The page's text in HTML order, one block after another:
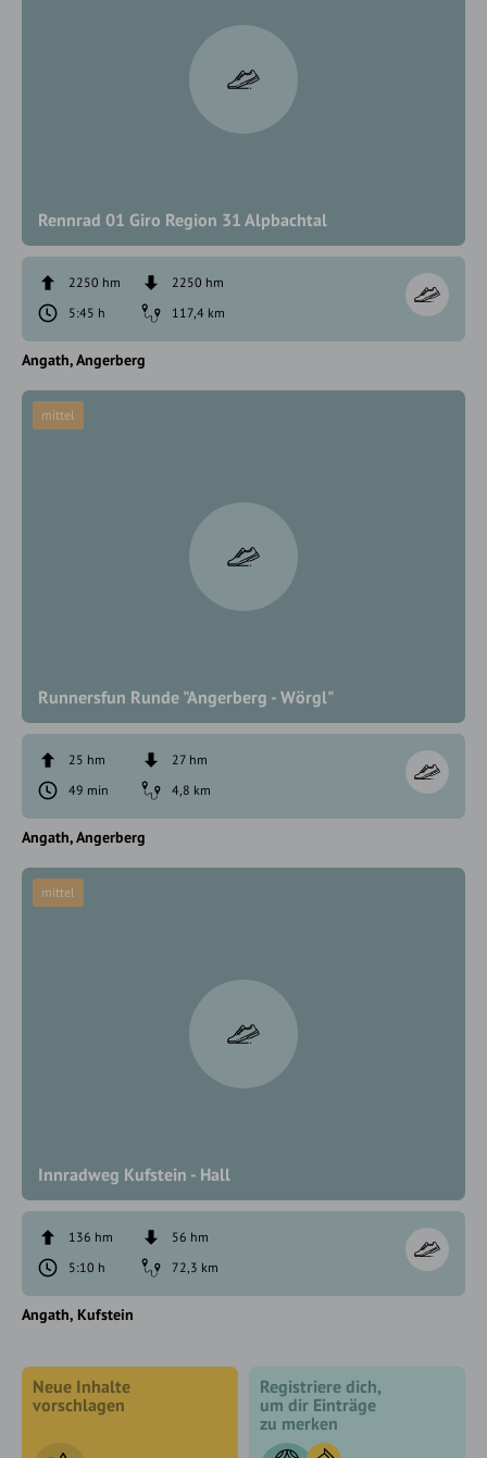
Rennrad 01 Giro Region 31 Alpbachtal
2250 hm
2250 hm
5:45 h
117,4 km
Angath Angerberg
Runnersfun Runde "Angerberg - Wörgl"
mittel
25 hm
27 hm
49 min
4,8 km
Angath Angerberg
Innradweg Kufstein - Hall
mittel
136 hm
56 hm
5:10 h
72,3 km
Angath Kufstein
Neue Inhalte
vorschlagen
Registriere dich,
um dir Einträge
zu merken